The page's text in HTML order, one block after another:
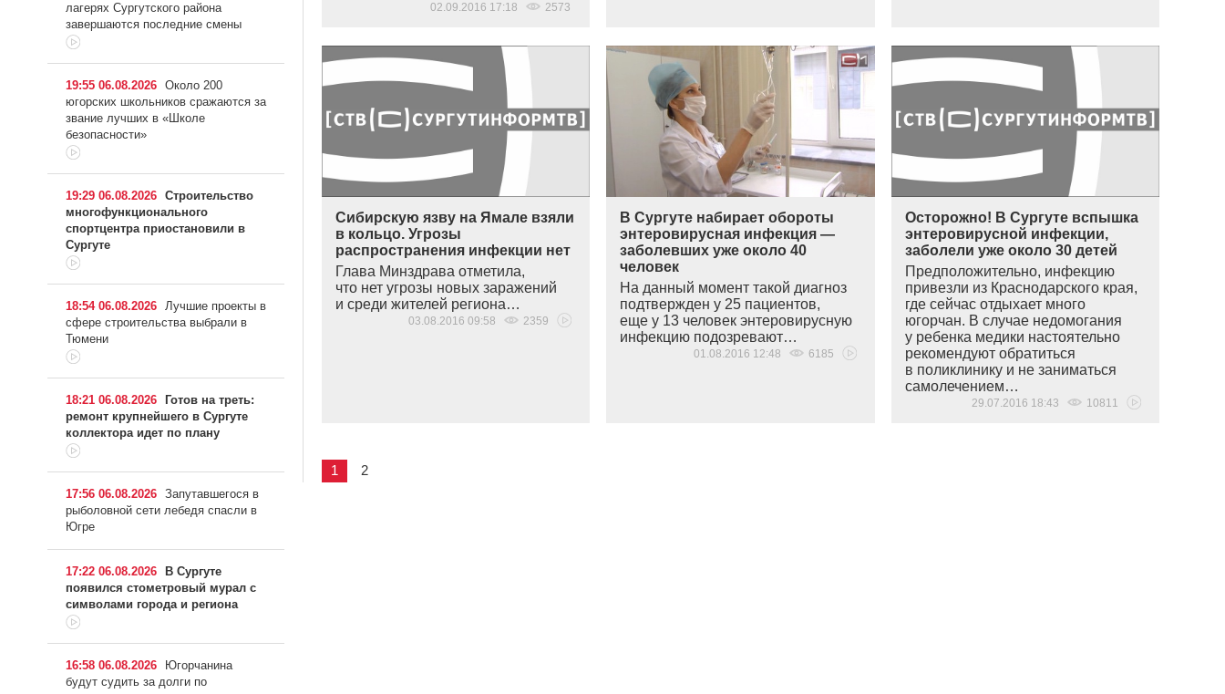
02.09.2016 17:18 2573
Сибирскую язву на Ямале взяли
в кольцо. Угрозы
распространения инфекции нет
Глава Минздрава отметила,
что нет угрозы новых заражений
и среди жителей региона…
03.08.2016 09:58 2359
В Сургуте набирает обороты
энтеровирусная инфекция —
заболевших уже около 40
человек
На данный момент такой диагноз
подтвержден у 25 пациентов,
еще у 13 человек энтеровирусную
инфекцию подозревают…
01.08.2016 12:48 6185
Осторожно! В Сургуте вспышка
энтеровирусной инфекции,
заболели уже около 30 детей
Предположительно, инфекцию
привезли из Краснодарского края,
где сейчас отдыхает много
югорчан. В случае недомогания
у ребенка медики настоятельно
рекомендуют обратиться
в поликлинику и не заниматься
самолечением…
29.07.2016 18:43 10811
1 2
лагерях Сургутского района
завершаются последние смены
19:55 06.08.2026 Около 200
югорских школьников сражаются за
звание лучших в «Школе
безопасности»
19:29 06.08.2026 Строительство
многофункционального
спортцентра приостановили в
Сургуте
18:54 06.08.2026 Лучшие проекты в
сфере строительства выбрали в
Тюмени
18:21 06.08.2026
Готов на треть:
ремонт крупнейшего в Сургуте
коллектора идет по плану
17:56 06.08.2026 Запутавшегося в
рыболовной сети лебедя спасли в
Югре
17:22 06.08.2026
В Сургуте
появился стометровый мурал с
символами города и региона
16:58 06.08.2026
Югорчанина
будут судить за долги по